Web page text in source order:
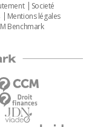
Societé
Mentions légales
Benchmark